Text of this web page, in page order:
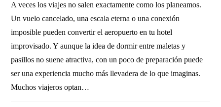
A veces los viajes no salen exactamente como los planeamos.
Un vuelo cancelado, una escala eterna o una conexión
imposible pueden convertir el aeropuerto en tu hotel
improvisado. Y aunque la idea de dormir entre maletas y
pasillos no suene atractiva, con un poco de preparación puede
ser una experiencia mucho más llevadera de lo que imaginas.
Muchos viajeros optan…